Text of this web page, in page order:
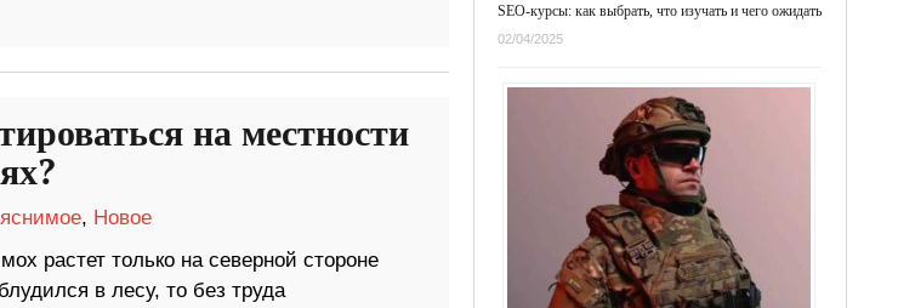
на местности
, Новое
растет только на северной стороне
в лесу, то без труда
SEO-курсы: как выбрать, что изучать и чего ожидать
02/04/2025